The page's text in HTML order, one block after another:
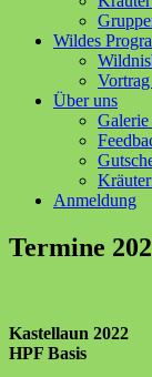
Wildes
Über uns
Anmeldung
Termine
Kastellaun 2022
HPF Basis